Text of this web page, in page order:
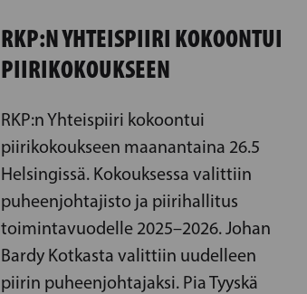
RKP:N YHTEISPIIRI KOKOONTUI
PIIRIKOKOUKSEEN
RKP:n Yhteispiiri kokoontui
piirikokoukseen maanantaina 26.5
Helsingissä. Kokouksessa valittiin
puheenjohtajisto ja piirihallitus
toimintavuodelle 2025–2026. Johan
Bardy Kotkasta valittiin uudelleen
piirin puheenjohtajaksi. Pia Tyyskä